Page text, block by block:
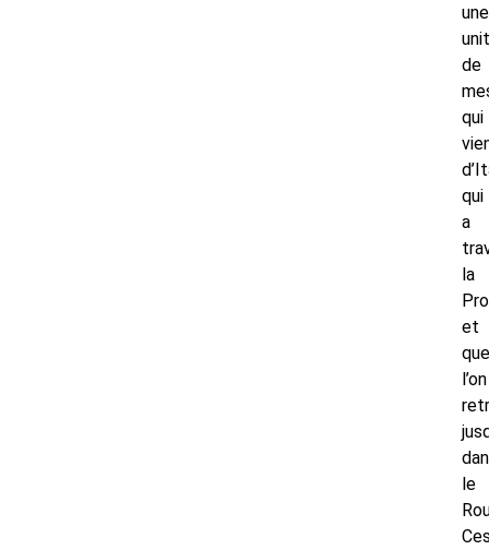
une
de
qui
qui
a
la
et
que
l’on
le